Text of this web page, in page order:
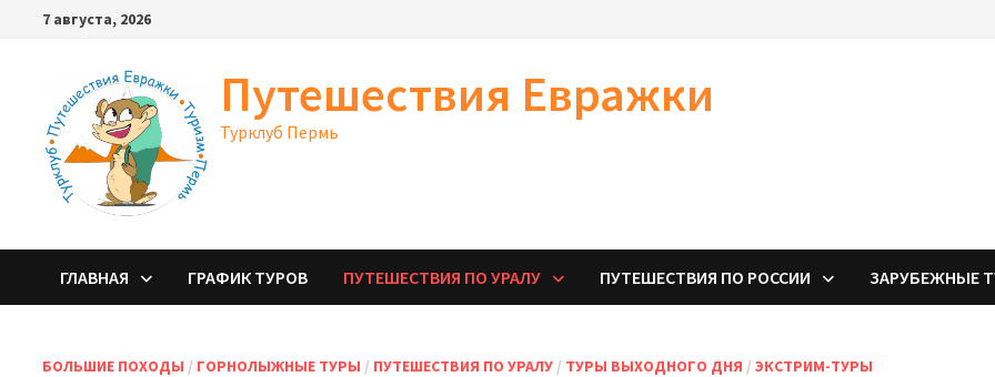
Перейти
содержимому
7 августа, 2026
Путешествия Евражки
Турклуб Пермь
ГЛАВНАЯ ГРАФИК ТУРОВ ПУТЕШЕСТВИЯ ПО УРАЛУ ПУТЕШЕСТВИЯ ПО РОССИИ ЗАРУБЕЖНЫЕ
БОЛЬШИЕ ПОХОДЫ / ГОРНОЛЫЖНЫЕ ТУРЫ / ПУТЕШЕСТВИЯ ПО УРАЛУ / ТУРЫ ВЫХОДНОГО ДНЯ /ЭКСТРИМ-ТУРЫ